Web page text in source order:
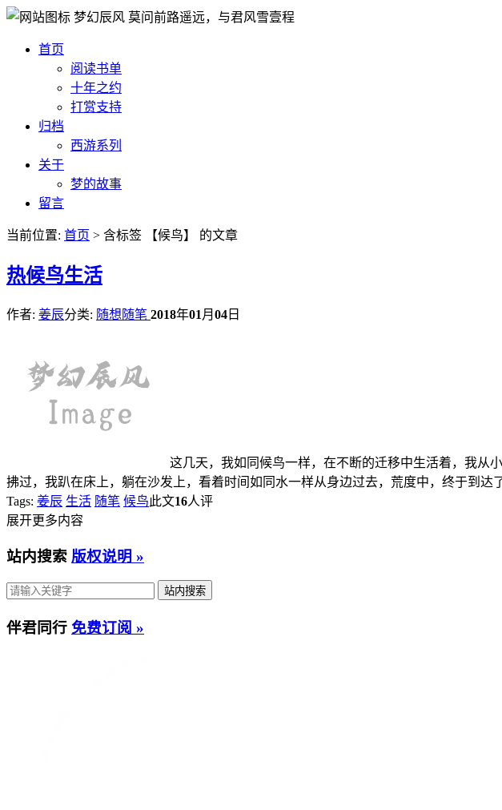
梦幻辰风 莫问前路遥远，与君风雪壹程
首页
阅读书单
十年之约
打赏支持
归档
西游系列
关于
梦的故事
留言
当前位置: 首页 > 含标签 【候鸟】 的文章
热候鸟生活
作者: 姜辰分类: 随想随笔 2018年01 月 04 日
这几天，我如同候鸟一样，在不断的迁移中生活着，我从
拂过，我趴在床上，躺在沙发上，看着时间如同水一样从身边过去，荒度中，终于到
Tags: 姜辰 生活 随笔 候鸟此文16人评
展开更多内容
站内搜索 版权说明 »
伴君同行 免费订阅 »